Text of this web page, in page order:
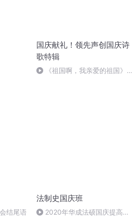
国庆献礼！领先声创国庆诗
歌特辑
《祖国啊，我亲爱的祖国》温
结尾语
法制史国庆班
2020年华成法硕国庆提高班